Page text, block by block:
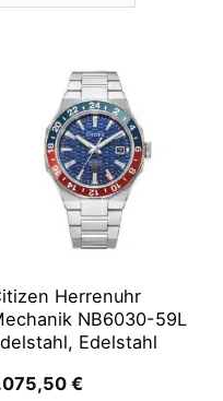
Herrenuhr
NB6030-59L
Edelstahl
€